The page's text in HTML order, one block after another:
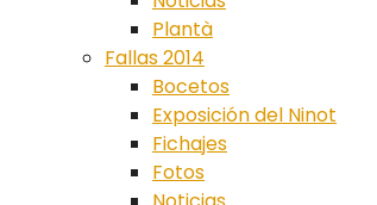
Plantà
Fallas 2014
Bocetos
Exposición del Ninot
Fichajes
Fotos